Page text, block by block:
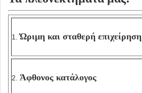
1.Ώριμη και σταθερή επιχείρηση
2. Άφθονος κατάλογος